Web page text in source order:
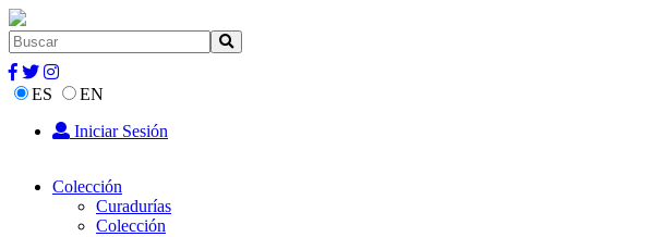
ES
EN
Iniciar Sesión
Colección
Curadurías
Colección